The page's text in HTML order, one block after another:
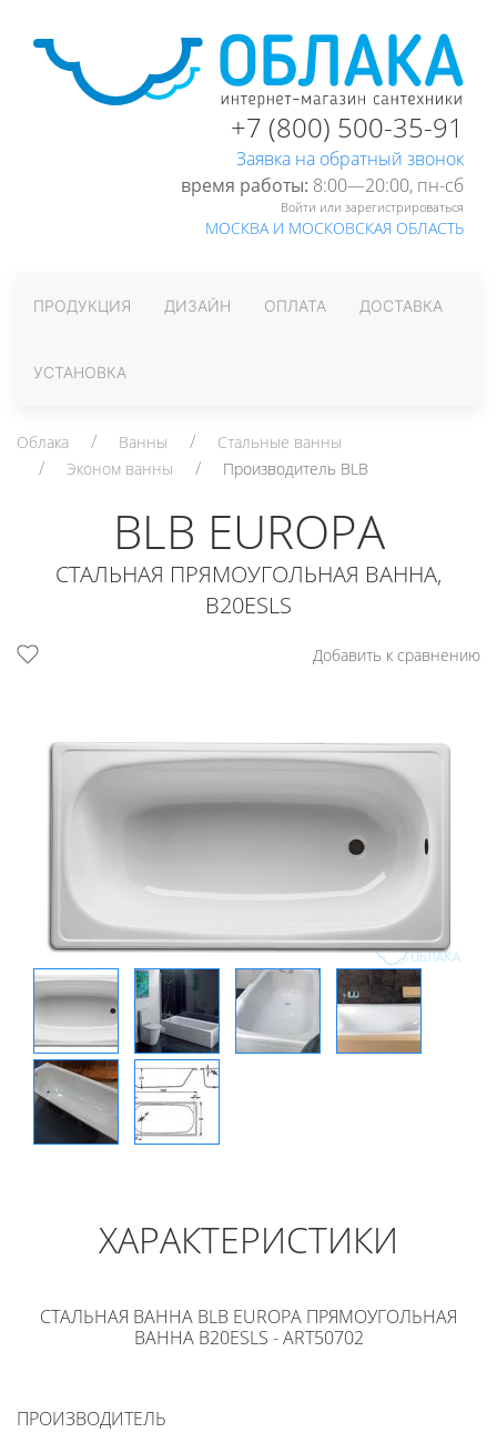
+7 (800) 500-35-91
Заявка на обратный звонок
время работы: 8:00—20:00, пн-cб
Войти или зарегистрироваться
МОСКВА И МОСКОВСКАЯ ОБЛАСТЬ
ПРОДУКЦИЯ ДИЗАЙН ОПЛАТА ДОСТАВКА
УСТАНОВКА
Облака Ванны
Стальные ванны
Эконом ванны
Производитель BLB
BLB EUROPA
СТАЛЬНАЯ ПРЯМОУГОЛЬНАЯ ВАННА,
B20ESLS
Добавить к сравнению
ХАРАКТЕРИСТИКИ
СТАЛЬНАЯ ВАННА BLB EUROPA ПРЯМОУГОЛЬНАЯ
ВАННА B20ESLS - ART50702
ПРОИЗВОДИТЕЛЬ